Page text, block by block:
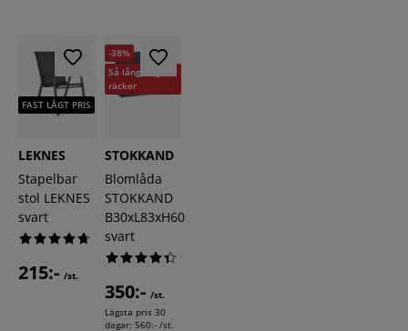
FAST LÅGT PRIS
LEKNES
Stapelbar
stol LEKNES
svart
215:- /st.
-38%
Så långt lagret
räcker
STOKKAND
Blomlåda
STOKKAND
B30xL83xH60
svart
350:- /st.
Lägsta pris 30
dagar: 560:- /st.